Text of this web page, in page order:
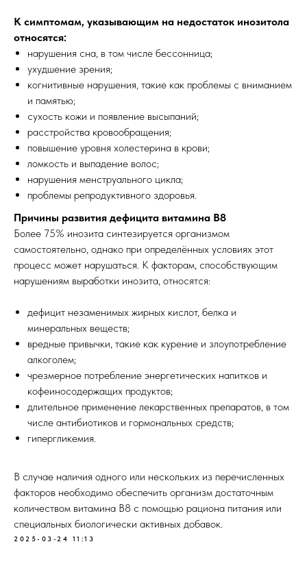
К симптомам, указывающим на недостаток инозитола
относятся:
нарушения сна, в том числе бессонница;
ухудшение зрения;
когнитивные нарушения, такие как проблемы с вниманием
и памятью;
сухость кожи и появление высыпаний;
расстройства кровообращения;
повышение уровня холестерина в крови;
ломкость и выпадение волос;
нарушения менструального цикла;
проблемы репродуктивного здоровья.
Причины развития дефицита витамина В8
Более 75% инозита синтезируется организмом
самостоятельно, однако при определённых условиях этот
процесс может нарушаться. К факторам, способствующим
нарушениям выработки инозита, относятся:
дефицит незаменимых жирных кислот, белка и
минеральных веществ;
вредные привычки, такие как курение и злоупотребление
алкоголем;
чрезмерное потребление энергетических напитков и
кофеиносодержащих продуктов;
длительное применение лекарственных препаратов, в том
числе антибиотиков и гормональных средств;
гипергликемия.
В случае наличия одного или нескольких из перечисленных
факторов необходимо обеспечить организм достаточным
количеством витамина B8 с помощью рациона питания или
специальных биологически активных добавок.
2025-03-24 11:13